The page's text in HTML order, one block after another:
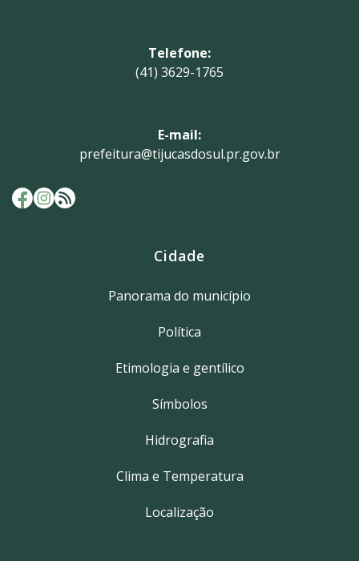
Telefone:
(41) 3629-1765
E-mail:
prefeitura@tijucasdosul.pr.gov.br
Cidade
Panorama do município
Política
Etimologia e gentílico
Símbolos
Hidrografia
Clima e Temperatura
Localização